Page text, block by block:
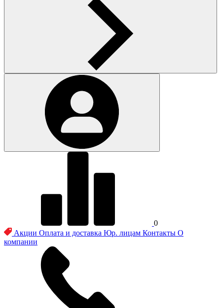
0
Акции Оплата и доставка Юр. лицам Контакты О
компании